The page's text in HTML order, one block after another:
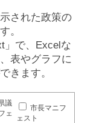
された政策の
。
」で、Excelな
表やグラフに
きます。
議
ェ
市長マニフ
ェスト